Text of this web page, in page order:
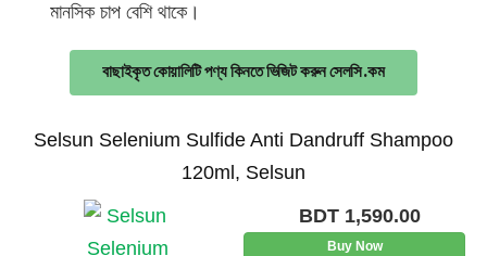
মানসিক চাপ বেশি থাকে।
বাছাইকৃত কোয়ালিটি পণ্য কিনতে ভিজিট করুন সেলসি.কম
Selsun Selenium Sulfide Anti Dandruff Shampoo
120ml, Selsun
BDT 1,590.00
Buy Now